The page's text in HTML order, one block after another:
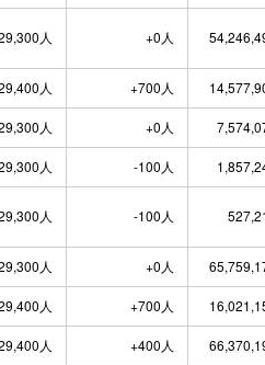
人 +0人
人 +700人
人 +0人
人 -100人
人 -100人
人 +0人
人 +700人
人 +400人